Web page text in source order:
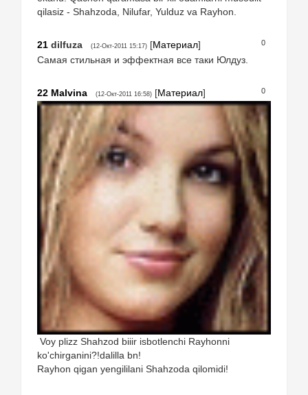
qilasiz - Shahzoda, Nilufar, Yulduz va Rayhon.
0
21 dilfuza (12-Окт-2011 15:17) [Материал]
Самая стильная и эффектная все таки Юлдуз.
0
22 Malvina (12-Окт-2011 16:58) [Материал]
Voy plizz Shahzod biiir isbotlenchi Rayhonni
ko'chirganini?!dalilla bn!
Rayhon qigan yengililani Shahzoda qilomidi!